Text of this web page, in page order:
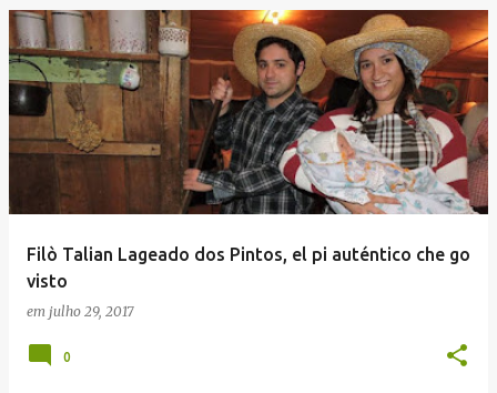
Filò Talian Lageado dos Pintos, el pi auténtico che go
visto
em julho 29, 2017
0